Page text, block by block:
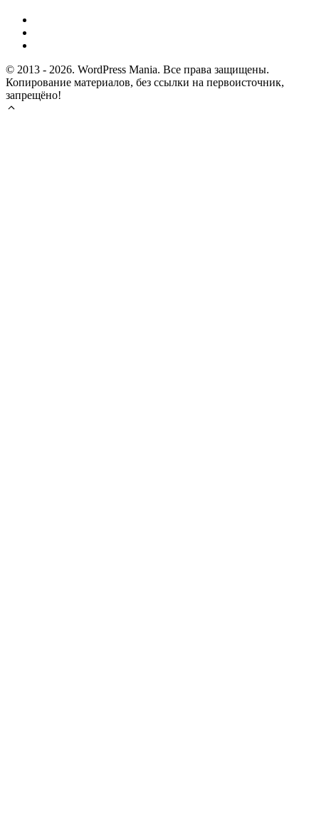
© 2013 - 2026. WordPress Mania. Все права защищены.
Копирование материалов, без ссылки на первоисточник,
запрещёно!